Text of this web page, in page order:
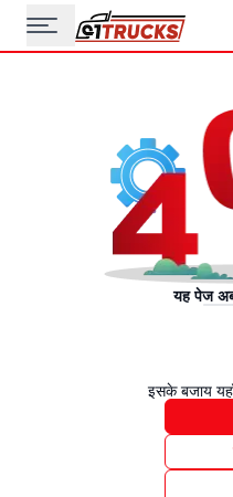
यह पेज
इसके बजाय